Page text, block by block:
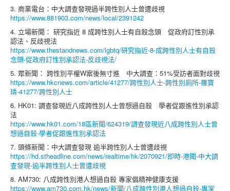
3. 商業電台：中大調查發現過半跨性別人士曾遭歧視
https://www.881903.com/news/local/2391242
4. 立場新聞： 研究指近 8 成跨性別人士有自殺念頭 促政府訂性別承
認法、反歧視法
https://www.thestandnews.com/lgbtq/研究指近-8-成跨性別人士有自殺
念頭-促政府訂性別承認法-反歧視法/
5. 眾新聞： 跨性別平權W案後無寸進 中大調查：51%受訪者面對歧視
https://www.hkcnews.com/article/41277/跨性別人士-跨性別廁所-羅寶
璘-41277/跨性別人士
6. HK01: 調查發現近八成跨性別人士曾想過自殺 學者促跟進性別承認
法
https://www.hk01.com/18區新聞/624319/調查發現近八成跨性別人士曾
想過自殺-學者促跟進性別承認法
7. 頭條新聞：中大調查發現 逾半跨性別人士曾遭歧視
https://hd.stheadline.com/news/realtime/hk/2070921/即時-港聞-中大調
查發現-逾半跨性別人士曾遭歧視
8. AM730: 八成跨性別港人想過自殺 專家倡精神健康支援
https://www.am730.com.hk/news/新聞/八成跨性別港人想過自殺-專家